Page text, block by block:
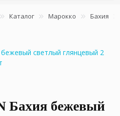
Каталог Марокко Бахия
Бахия бежевый